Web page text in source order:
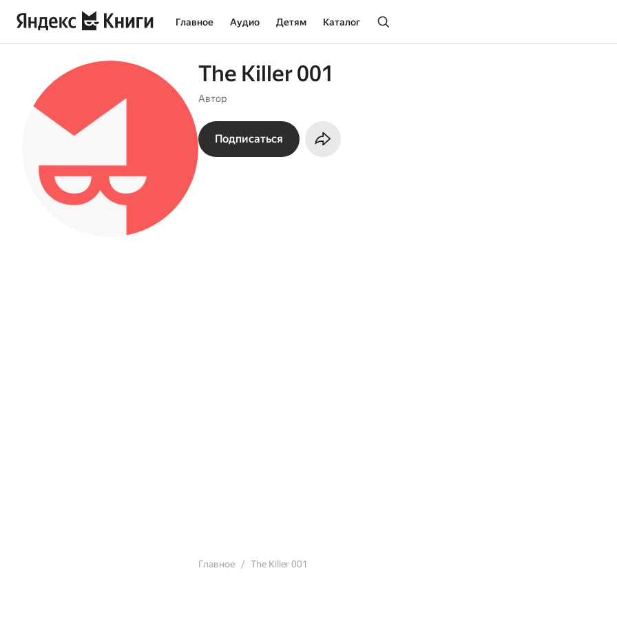
Главное Аудио Детям Каталог
The Killer 001
Автор
Подписаться
Главное The Killer 001